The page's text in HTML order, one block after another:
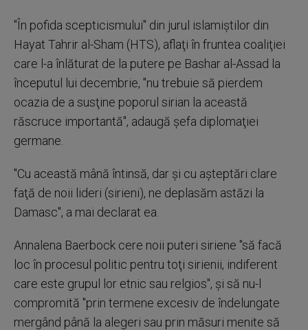
"În pofida scepticismului" din jurul islamiştilor din
Hayat Tahrir al-Sham (HTS), aflaţi în fruntea coaliţiei
care l-a înlăturat de la putere pe Bashar al-Assad la
începutul lui decembrie, "nu trebuie să pierdem
ocazia de a susţine poporul sirian la această
răscruce importantă", adaugă şefa diplomaţiei
germane.
"Cu această mână întinsă, dar şi cu aşteptări clare
faţă de noii lideri (sirieni), ne deplasăm astăzi la
Damasc", a mai declarat ea.
Annalena Baerbock cere noii puteri siriene "să facă
loc în procesul politic pentru toţi sirienii, indiferent
care este grupul lor etnic sau relgios", şi să nu-l
compromită "prin termene excesiv de îndelungate
mergând până la alegeri sau prin măsuri menite să